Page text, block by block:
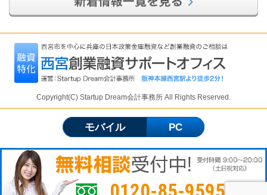
Copyright(C) Startup Dream会計事務所 All Rights Reserved.
モバイル PC